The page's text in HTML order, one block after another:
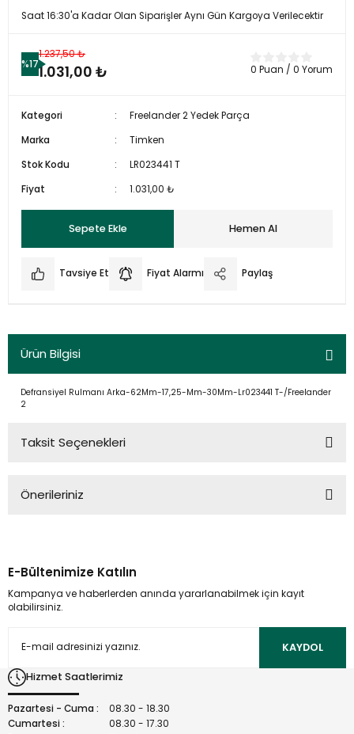
Saat 16:30'a Kadar Olan Siparişler Aynı Gün Kargoya Verilecektir
%17
1.237,50 ₺
1.031,00 ₺ 0 Puan / 0 Yorum
Kategori
Freelander 2 Yedek Parça
Marka
Timken
Stok Kodu
LR023441 T
Fiyat
1.031,00 ₺
Sepete Ekle Hemen Al
Tavsiye Et Fiyat Alarmı Paylaş
Ürün Bilgisi
Defransiyel Rulmanı Arka-62Mm-17,25-Mm-30Mm-Lr023441 T-/Freelander
2
Taksit Seçenekleri
Önerileriniz
kullanarak tarafımıza iletebilirsiniz.
Görüş ve önerileriniz için teşekkür ederiz.
Ürün açıklamasında eksik bilgiler bulunuyor.
Bu ürüne benzer farklı alternatifler olmalı.
E-Bültenimize Katılın
Kampanya ve haberlerden anında yararlanabilmek için kayıt
olabilirsiniz.
KAYDOL
Hizmet Saatlerimiz
Pazartesi - Cuma :
08.30 - 18.30
Cumartesi :
08.30 - 17.30